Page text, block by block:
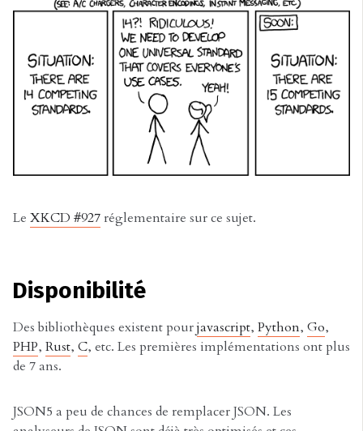
Le XKCD #927 réglementaire sur ce sujet.
Disponibilité
Des bibliothèques existent pourjavascript, Python, Go,
PHP, Rust, C, etc. Les premières implémentations ont plus
de 7 ans.
JSON5 a peu de chances de remplacer JSON. Les